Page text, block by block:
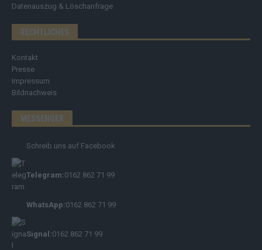
Datenauszug & Löschanfrage
RECHTLICHES
Kontakt
Presse
Impressum
Bildnachweis
MESSENGER
Schreib uns auf Facebook
Telegram:0162 862 71 99
WhatsApp:0162 862 71 99
Signal:0162 862 71 99